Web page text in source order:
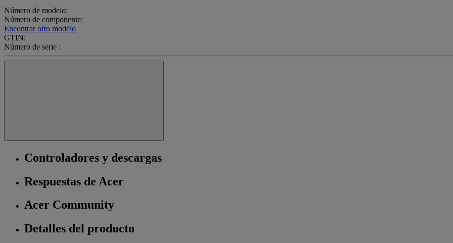
Número de modelo:
Número de componente:
Encontrar otro modelo
GTIN:
Número de serie :
Controladores y descargas
Respuestas de Acer
Acer Community
Detalles del producto